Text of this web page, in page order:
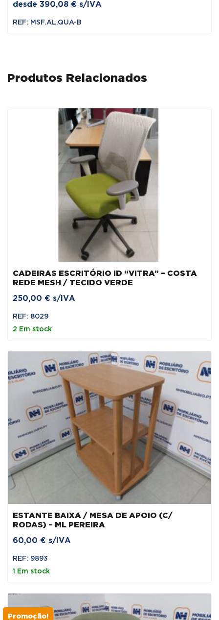
desde 390,08 € s/IVA
REF: MSF.AL.QUA-B
Produtos Relacionados
CADEIRAS ESCRITÓRIO ID “VITRA” – COSTA
REDE MESH / TECIDO VERDE
250,00 € s/IVA
REF: 8029
2 Em stock
ESTANTE BAIXA / MESA DE APOIO (C/
RODAS) – ML PEREIRA
60,00 € s/IVA
REF: 9893
1 Em stock
Promoção!